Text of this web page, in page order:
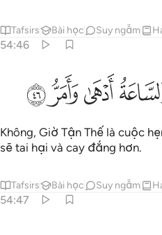
Tafsirs Bài học Suy ngẫm
54:46
٤٦
٤٦
ﳈﳉﳊ
Không, Giờ Tận Thế là cuộc
sẽ tai hại và cay đắng hơn.
Tafsirs Bài học Suy ngẫm
54:47